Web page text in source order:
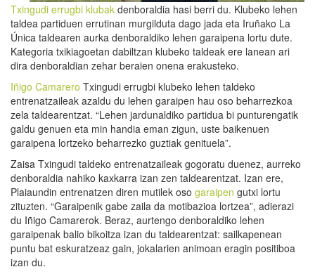
Txingudi errugbi klubak denboraldia hasi berri du. Klubeko lehen
taldea partiduen errutinan murgilduta dago jada eta Iruñako La
Única taldearen aurka denboraldiko lehen garaipena lortu dute.
Kategoria txikiagoetan dabiltzan klubeko taldeak ere lanean ari
dira denboraldian zehar beraien onena erakusteko.
Iñigo Camarero Txingudi errugbi klubeko lehen taldeko
entrenatzaileak azaldu du lehen garaipen hau oso beharrezkoa
zela taldearentzat. “Lehen jardunaldiko partidua bi punturengatik
galdu genuen eta min handia eman zigun, uste baikenuen
garaipena lortzeko beharrezko guztiak genituela”.
Zaisa Txingudi taldeko entrenatzaileak gogoratu duenez, aurreko
denboraldia nahiko kaxkarra izan zen taldearentzat. Izan ere,
Plaiaundin entrenatzen diren mutilek oso garaipen gutxi lortu
zituzten. “Garaipenik gabe zaila da motibazioa lortzea”, adierazi
du Iñigo Camarerok. Beraz, aurtengo denboraldiko lehen
garaipenak balio bikoitza izan du taldearentzat: sailkapenean
puntu bat eskuratzeaz gain, jokalarien animoan eragin positiboa
izan du.